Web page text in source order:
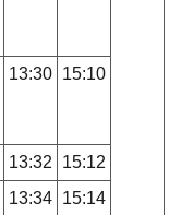
13:30 15:10
13:32
15:12
13:34 15:14